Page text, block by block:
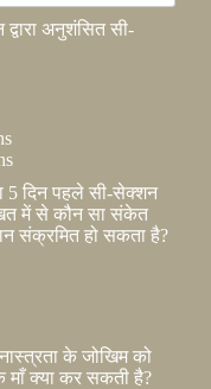
अनुशंसित सी-
5 दिन पहले सी-सेक्शन
में से कौन सा संकेत
संक्रमित हो सकता है?
के जोखिम को
क्या कर सकती है?